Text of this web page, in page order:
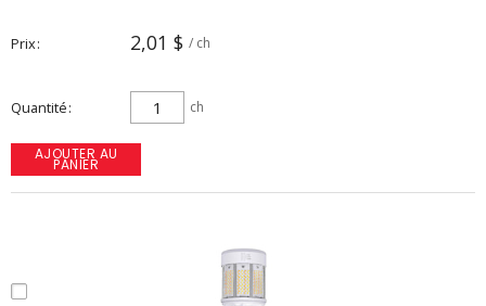
Prix 2,01 $ / ch
Quantité ch
AJOUTER AU
PANIER